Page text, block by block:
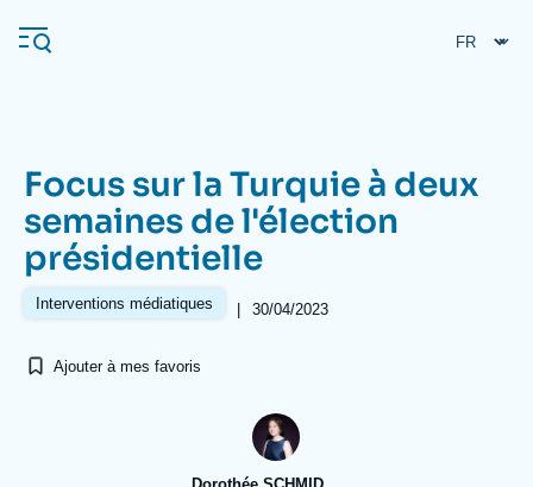
au
contenu
Navigation
principale
L'Ifri
À propos de l'Ifri
Proche-Orient
Focus sur la Turquie à deux
semaines de l'élection
présidentielle
Interventions médiatiques | 30/04/2023
Ajouter à mes favoris